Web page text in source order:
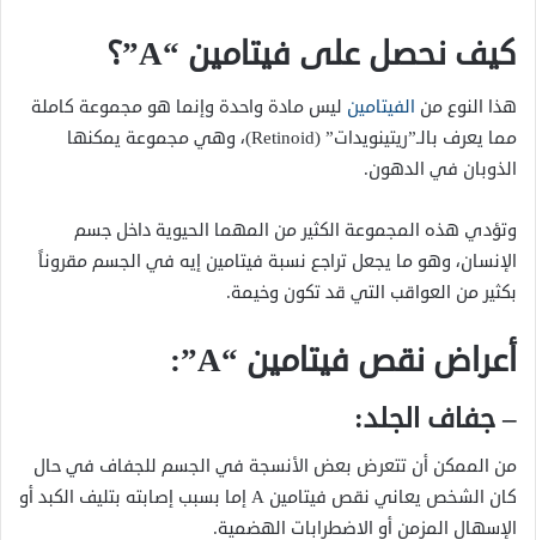
كيف نحصل على فيتامين “A” ؟
هذا النوع من الفيتامين ليس مادة واحدة وإنما هو مجموعة كاملة
مما يعرف بالـ”ريتينويدات” (Retinoid)، وهي مجموعة يمكنها
الذوبان في الدهون.
وتؤدي هذه المجموعة الكثير من المهما الحيوية داخل جسم
الإنسان، وهو ما يجعل تراجع نسبة فيتامين إيه في الجسم مقروناً
بكثير من العواقب التي قد تكون وخيمة.
أعراض نقص فيتامين “A”:
– جفاف الجلد:
من الممكن أن تتعرض بعض الأنسجة في الجسم للجفاف في حال
كان الشخص يعاني نقص فيتامين A إما بسبب إصابته بتليف الكبد أو
الإسهال المزمن أو الاضطرابات الهضمية.